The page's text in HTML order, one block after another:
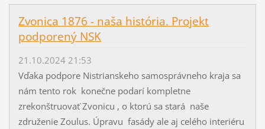
Zvonica 1876 - naša história. Projekt
podporený NSK
21.10.2024 21:53
Vďaka podpore Nistrianskeho samosprávneho kraja sa
nám tento rok konečne podarí kompletne
zrekonštruovať Zvonicu , o ktorú sa stará naše
združenie Zoulus. Úpravu fasády ale aj celého interiéru